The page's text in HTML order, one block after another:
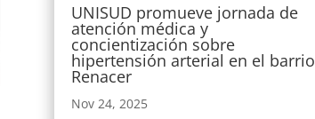
UNISUD promueve jornada de
atención médica y
concientización sobre
hipertensión arterial en el barrio
Renacer
Nov 24, 2025